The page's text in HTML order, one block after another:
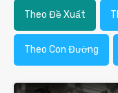
Theo Đề Xuất
Theo Con Đường